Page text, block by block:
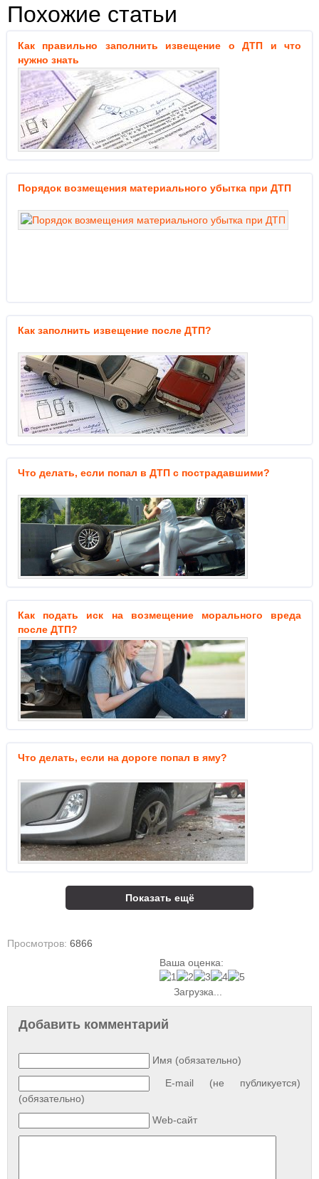
Похожие статьи
Как правильно заполнить извещение о ДТП и что
нужно знать
Порядок возмещения материального убытка при ДТП
Как заполнить извещение после ДТП?
Что делать, если попал в ДТП с пострадавшими?
Как подать иск на возмещение морального вреда
после ДТП?
Что делать, если на дороге попал в яму?
Показать ещё
Просмотров: 6866
Ваша оценка:
Загрузка...
Добавить комментарий
Имя (обязательно)
E-mail (не публикуется)
(обязательно)
Web-сайт